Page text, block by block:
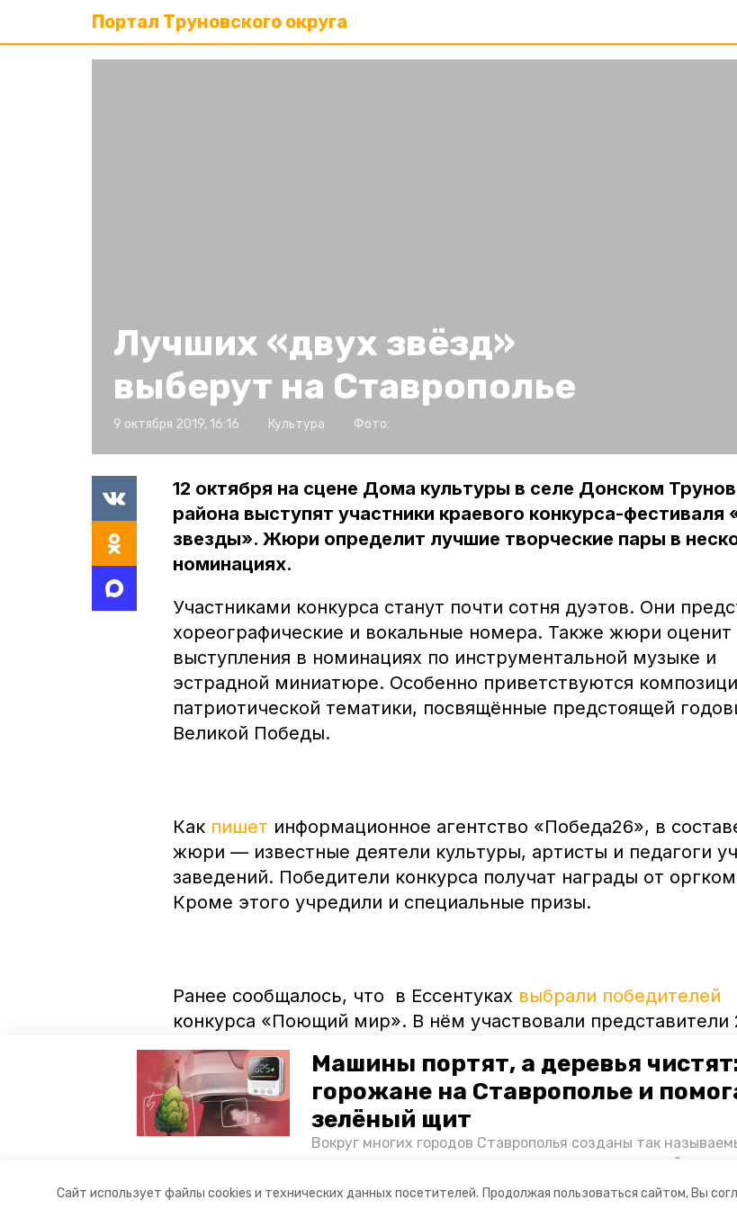
Сайт использует файлы cookies и технических данных посетителей. Продолжая пользоваться сайтом, Вы
Машины портят, а деревья
горожане на Ставрополье и
зелёный щит
Вокруг многих городов Ставрополья созданы так
лесопарковые зоны, снижающие негативное воздействие
и каким воздухом дышат жители края, узнала
Портал Труновского округа
Лучших «двух звёзд»
выберут на Ставрополье
9 октября 2019, 16:16 Культура Фото:
12 октября на сцене Дома культуры в селе Донском
района выступят участники краевого конкурса-фестиваля
звезды». Жюри определит лучшие творческие пары в
номинациях.
Участниками конкурса станут почти сотня дуэтов. Они
хореографические и вокальные номера. Также жюри оценит
выступления в номинациях по инструментальной музыке и
эстрадной миниатюре. Особенно приветствуются
патриотической тематики, посвящённые предстоящей
Великой Победы.
Как пишет информационное агентство «Победа26», в
жюри — известные деятели культуры, артисты и педагоги
заведений. Победители конкурса получат награды от
Кроме этого учредили и специальные призы.
Ранее сообщалось, что в Ессентуках выбрали победителей
конкурса «Поющий мир». В нём участвовали представители
музыкальных школ и школ искусств Ставропольского края.
Фото: министерство культуры СК